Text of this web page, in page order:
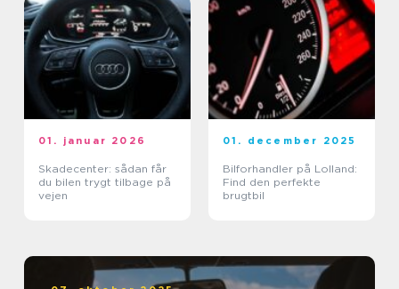
01. januar 2026
Skadecenter: sådan får
du bilen trygt tilbage på
vejen
01. december 2025
Bilforhandler på Lolland:
Find den perfekte
brugtbil